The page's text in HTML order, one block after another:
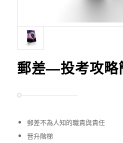
郵差—投考攻略
郵差不為人知的職責與責任
晉升階梯